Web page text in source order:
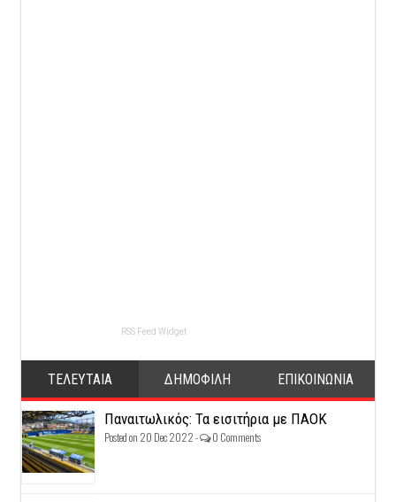
RSS Feed Widget
ΤΕΛΕΥΤΑΙΑ ΔΗΜΟΦΙΛΗ ΕΠΙΚΟΙΝΩΝΙΑ
Παναιτωλικός: Τα εισιτήρια με ΠΑΟΚ
Posted on 20 Dec 2022 - 0 Comments